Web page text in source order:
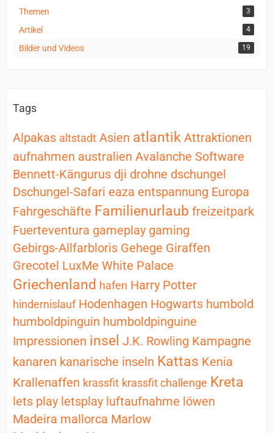
Themen 3
Artikel 4
Bilder und Videos 19
Tags
Alpakas altstadt Asien atlantik Attraktionen
aufnahmen australien Avalanche Software
Bennett-Kängurus dji drohne dschungel
Dschungel-Safari eaza entspannung Europa
Fahrgeschäfte Familienurlaub freizeitpark
Fuerteventura gameplay gaming
Gebirgs-Allfarbloris Gehege Giraffen
Grecotel LuxMe White Palace
Griechenland hafen Harry Potter
hindernislauf Hodenhagen Hogwarts humbold
humboldpinguin humboldpinguine
Impressionen insel J.K. Rowling Kampagne
kanaren kanarische inseln Kattas Kenia
Krallenaffen krassfit krassfit challenge Kreta
lets play letsplay luftaufnahme löwen
Madeira mallorca Marlow